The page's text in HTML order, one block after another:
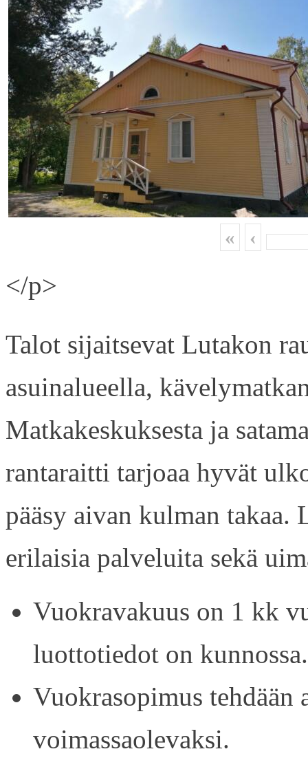
« ‹
</p>
Talot sijaitsevat Lutakon
asuinalueella,
Matkakeskuksesta ja
rantaraitti tarjoaa hyvät
pääsy aivan kulman
erilaisia palveluita sekä
Vuokravakuus on 1 kk
luottotiedot on kunnossa.
Vuokrasopimus tehdään
voimassaolevaksi.